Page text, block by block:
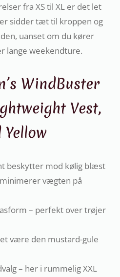
fra XS til XL er det let
sidder tæt til kroppen og
uanset om du kører
lange weekendture.
WindBuster
Vest,
beskytter mod kølig blæst
vægten på
– perfekt over trøjer
være den mustard-gule
– her i rummelig XXL